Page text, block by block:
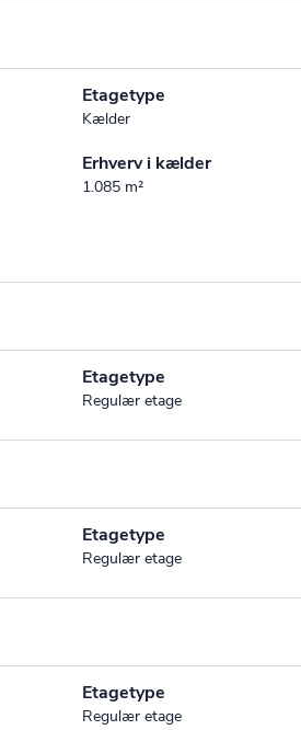
Etagetype
Kælder
Erhverv i kælder
1.085 m²
Etagetype
Regulær etage
Etagetype
Regulær etage
Etagetype
Regulær etage